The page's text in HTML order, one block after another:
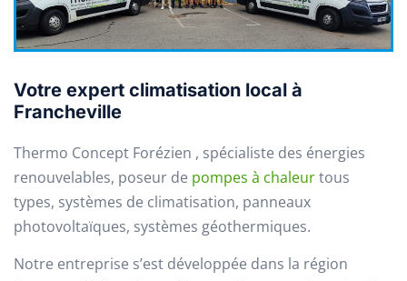
Votre expert climatisation local à
Francheville
Thermo Concept Forézien , spécialiste des énergies
renouvelables, poseur de pompes à chaleurtous
types, systèmes de climatisation, panneaux
photovoltaïques, systèmes géothermiques.
Notre entreprise s’est développée dans la région